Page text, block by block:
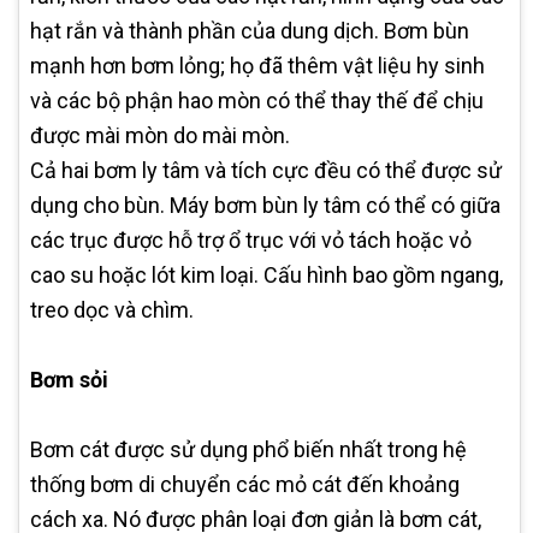
hạt rắn và thành phần của dung dịch. Bơm bùn
mạnh hơn bơm lỏng; họ đã thêm vật liệu hy sinh
và các bộ phận hao mòn có thể thay thế để chịu
được mài mòn do mài mòn.
Cả hai bơm ly tâm và tích cực đều có thể được sử
dụng cho bùn. Máy bơm bùn ly tâm có thể có giữa
các trục được hỗ trợ ổ trục với vỏ tách hoặc vỏ
cao su hoặc lót kim loại. Cấu hình bao gồm ngang,
treo dọc và chìm.
Bơm sỏi
Bơm cát được sử dụng phổ biến nhất trong hệ
thống bơm di chuyển các mỏ cát đến khoảng
cách xa. Nó được phân loại đơn giản là bơm cát,